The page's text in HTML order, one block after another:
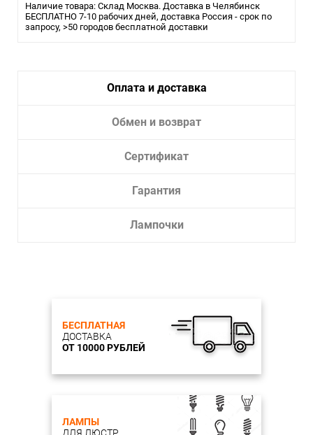
Наличие товара: Склад Москва. Доставка в Челябинск
БЕСПЛАТНО 7-10 рабочих дней, доставка Россия - срок по
запросу, >50 городов бесплатной доставки
Оплата и доставка
Обмен и возврат
Сертификат
Гарантия
Лампочки
БЕСПЛАТНАЯ
ДОСТАВКА
ОТ 10000 РУБЛЕЙ
ЛАМПЫ